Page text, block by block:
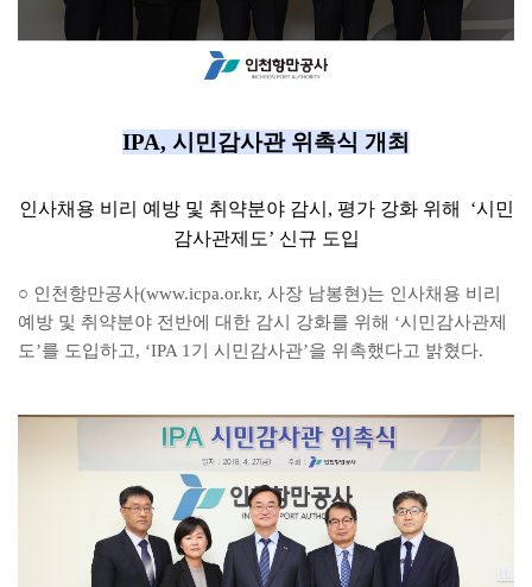
IPA, 시민감사관 위촉식 개최
인사채용 비리 예방 및 취약분야 감시, 평가 강화 위해 ‘시민
감사관제도’ 신규 도입
○ 인천항만공사(www.icpa.or.kr, 사장 남봉현)는 인사채용 비리
예방 및 취약분야 전반에 대한 감시 강화를 위해 ‘시민감사관제
도’를 도입하고, ‘IPA 1기 시민감사관’을 위촉했다고 밝혔다.